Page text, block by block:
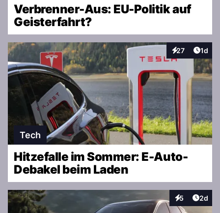
Verbrenner-Aus: EU-Politik auf
Geisterfahrt?
27
Interaktionen
1d
Tech
Hitzefalle im Sommer: E-Auto-
Debakel beim Laden
5
Interaktionen
2d